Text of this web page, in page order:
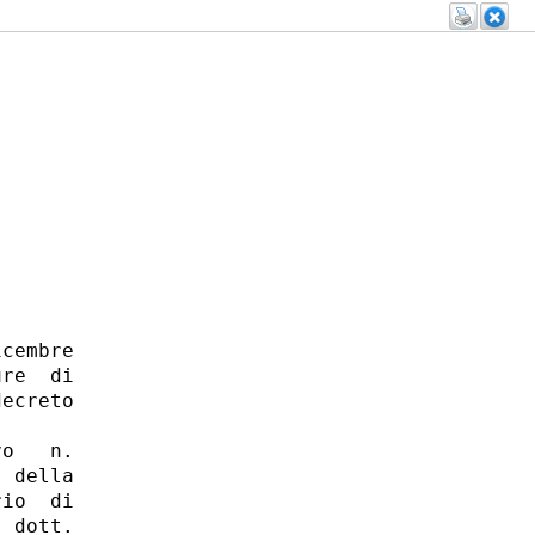
di
n.
della
di
dott.